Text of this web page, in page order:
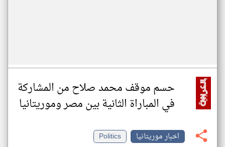
حسم موقف محمد صلاح من المشاركة
في المباراة الثانية بين مصر وموريتانيا
اخبار موريتانيا
Politics